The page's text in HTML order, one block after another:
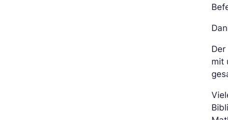
mit